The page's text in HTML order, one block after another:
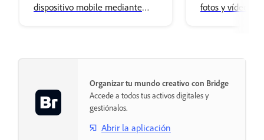
dispositivo mobile mediante
fotos y vídeos,
Organizar tu mundo creativo con Bridge
Accede a todos tus activos digitales y
gestiónalos.
Abrir la aplicación